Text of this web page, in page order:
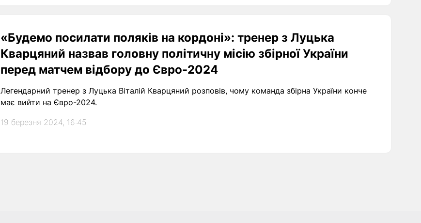
«Будемо посилати поляків на кордоні»: тренер з Луцька
Кварцяний назвав головну політичну місію збірної України
перед матчем відбору до Євро-2024
Легендарний тренер з Луцька Віталій Кварцяний розповів, чому команда збірна України конче
має вийти на Євро-2024.
19 березня 2024, 16:45